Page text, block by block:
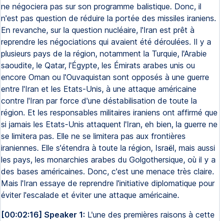
ne négociera pas sur son programme balistique. Donc, il
n'est pas question de réduire la portée des missiles iraniens.
En revanche, sur la question nucléaire, l'Iran est prêt à
reprendre les négociations qui avaient été déroulées. Il y a
plusieurs pays de la région, notamment la Turquie, l'Arabie
saoudite, le Qatar, l'Égypte, les Émirats arabes unis ou
encore Oman ou l'Ouvaquistan sont opposés à une guerre
entre l'Iran et les Etats-Unis, à une attaque américaine
contre l'Iran par force d'une déstabilisation de toute la
région. Et les responsables militaires iraniens ont affirmé que
si jamais les Etats-Unis attaquent l'Iran, eh bien, la guerre ne
se limitera pas. Elle ne se limitera pas aux frontières
iraniennes. Elle s'étendra à toute la région, Israël, mais aussi
les pays, les monarchies arabes du Golgothersique, où il y a
des bases américaines. Donc, c'est une menace très claire.
Mais l'Iran essaye de reprendre l'initiative diplomatique pour
éviter l'escalade et éviter une attaque américaine.
[00:02:16] Speaker 1: L'une des premières raisons à cette